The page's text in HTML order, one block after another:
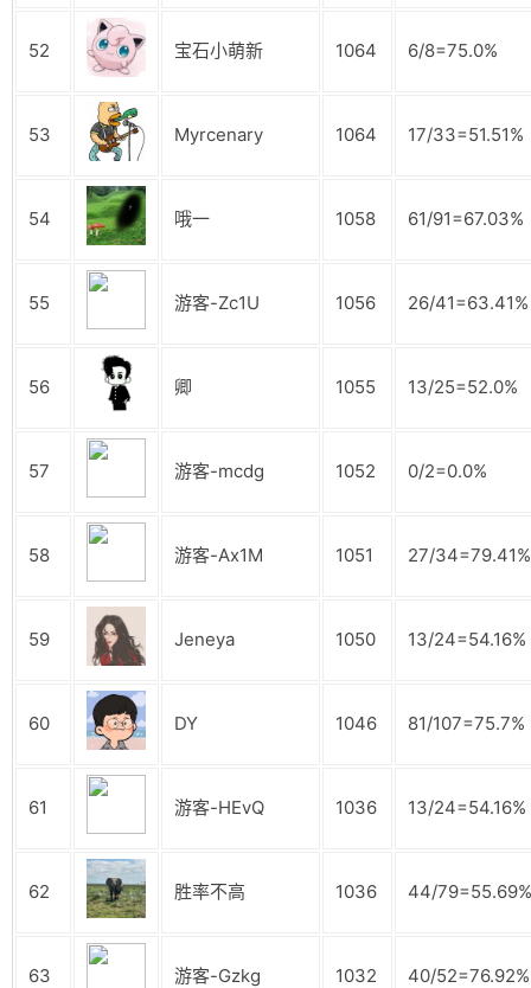
52 宝石小萌新 1064 6/8=75.0%
53 Myrcenary 1064 17/33=51.51%
54 哦一 1058 61/91=67.03%
55 游客-Zc1U 1056 26/41=63.41%
56 卿 1055 13/25=52.0%
57 游客-mcdg 1052 0/2=0.0%
58 游客-Ax1M 1051 27/34=79.41%
59 Jeneya 1050 13/24=54.16%
60 DY 1046 81/107=75.7%
61 游客-HEvQ 1036 13/24=54.16%
62 胜率不高 1036 44/79=55.69%
63 游客-Gzkg 1032 40/52=76.92%